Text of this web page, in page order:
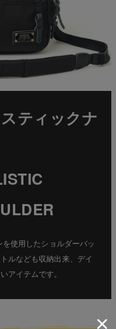
ティックナ
使用したショルダーバッ
ルなども収納出来、デイ
アイテムです。